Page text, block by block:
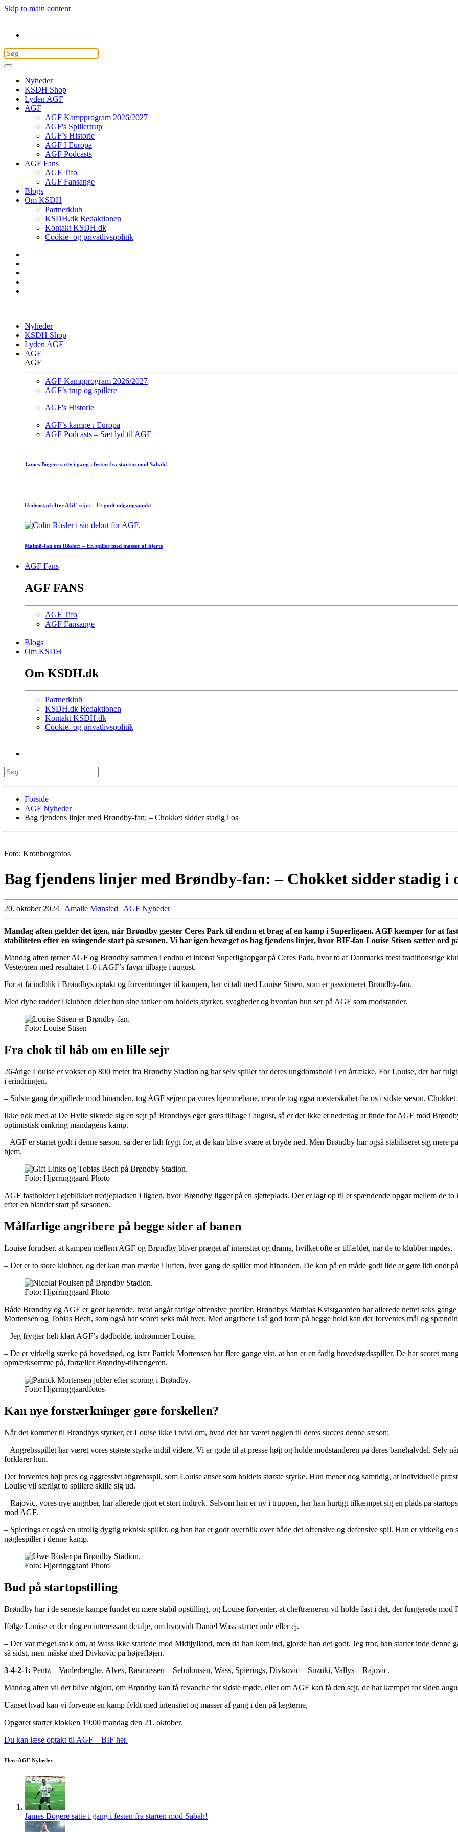
Skip to main content
Nyheder
KSDH Shop
Lyden AGF
AGF
AGF Kampprogram 2026/2027
AGF's Spillertrup
AGF’s Historie
AGF I Europa
AGF Podcasts
AGF Fans
AGF Tifo
AGF Fansange
Blogs
Om KSDH
Partnerklub
KSDH.dk Redaktionen
Kontakt KSDH.dk
Cookie- og privatlivspolitik
Nyheder
KSDH Shop
Lyden AGF
AGF
AGF
AGF Kampprogram 2026/2027
AGF’s trup og spillere
AGF's Historie
AGF’s kampe i Europa
AGF Podcasts – Sæt lyd til AGF
James Bogere satte i gang i festen fra starten mod Sabah!
Hedenstad efter AGF-sejr: – Et godt udgangspunkt
Malmö-fan om Rösler: – En spiller med masser af hjerte
AGF Fans
AGF FANS
AGF Tifo
AGF Fansange
Blogs
Om KSDH
Om KSDH.dk
Partnerklub
KSDH.dk Redaktionen
Kontakt KSDH.dk
Cookie- og privatlivspolitik
Forside
AGF Nyheder
Bag fjendens linjer med Brøndby-fan: – Chokket sidder stadig i os
Foto: Kronborgfotos
Bag fjendens linjer med Brøndby-fan: – Chokket sidder stadig i
20. oktober 2024 | Amalie Mønsted | AGF Nyheder
Mandag aften gælder det igen, når Brøndby gæster Ceres Park til endnu et brag af en kamp i Superligaen. AGF kæmper for at
stabiliteten efter en svingende start på sæsonen. Vi har igen bevæget os bag fjendens linjer, hvor BIF-fan Louise Stisen sætter ord
Mandag aften tørner AGF og Brøndby sammen i endnu et intenst Superligaopgør på Ceres Park, hvor to af Danmarks mest traditionsrige
Vestegnen med resultatet 1-0 i AGF’s favør tilbage i august.
For at få indblik i Brøndbys optakt og forventninger til kampen, har vi talt med Louise Stisen, som er passioneret Brøndby-fan.
Med dybe rødder i klubben deler hun sine tanker om holdets styrker, svagheder og hvordan hun ser på AGF som modstander.
Foto: Louise Stisen
Fra chok til håb om en lille sejr
26-årige Louise er vokset op 800 meter fra Brøndby Stadion og har selv spillet for deres ungdomshold i en årrække. For Louise, der har
i erindringen.
– Sidste gang de spillede mod hinanden, tog AGF sejren på vores hjemmebane, men de tog også mesterskabet fra os i sidste sæson.
Ikke nok med at De Hviie sikrede sig en sejr på Brøndbys eget græs tilbage i august, så er der ikke et nederlag at finde for AGF mod
optimistisk omkring mandagens kamp.
– AGF er startet godt i denne sæson, så der er lidt frygt for, at de kan blive svære at bryde ned. Men Brøndby har også stabiliseret sig mere
hjem.
Foto: Hjørringgaard Photo
AGF fastholder i øjeblikket tredjepladsen i ligaen, hvor Brøndby ligger på en sjetteplads. Der er lagt op til et spændende opgør mellem de
efter en blandet start på sæsonen.
Målfarlige angribere på begge sider af banen
Louise forudser, at kampen mellem AGF og Brøndby bliver præget af intensitet og drama, hvilket ofte er tilfældet, når de to klubber mødes.
– Det er to store klubber, og det kan man mærke i luften, hver gang de spiller mod hinanden. De kan på en måde godt lide at gøre lidt ondt
Foto: Hjørringgaard Photo
Både Brøndby og AGF er godt kørende, hvad angår farlige offensive profiler. Brøndbys Mathias Kvistgaarden har allerede nettet seks
Mortensen og Tobias Bech, som også har scoret seks mål hver. Med angribere i så god form på begge hold kan der forventes mål og
– Jeg frygter helt klart AGF’s dødbolde, indrømmer Louise.
– De er virkelig stærke på hovedstød, og især Patrick Mortensen har flere gange vist, at han er en farlig hovedstødsspiller. De har scoret
opmærksomme på, fortæller Brøndby-tilhængeren.
Foto: Hjørringgaardfotos
Kan nye forstærkninger gøre forskellen?
Når det kommer til Brøndbys styrker, er Louise ikke i tvivl om, hvad der har været nøglen til deres succes denne sæson:
– Angrebsspillet har været vores største styrke indtil videre. Vi er gode til at presse højt og holde modstanderen på deres banehalvdel. Selv
forklarer hun.
Der forventes højt pres og aggressivt angrebsspil, som Louise anser som holdets største styrke. Hun mener dog samtidig, at individuelle
Louise vil særligt to spillere skille sig ud.
– Rajovic, vores nye angriber, har allerede gjort et stort indtryk. Selvom han er ny i truppen, har han hurtigt tilkæmpet sig en plads på
mod AGF.
– Spierings er også en utrolig dygtig teknisk spiller, og han har et godt overblik over både det offensive og defensive spil. Han er virkelig
nøglespiller i denne kamp.
Foto: Hjørringgaard Photo
Bud på startopstilling
Brøndby har i de seneste kampe fundet en mere stabil opstilling, og Louise forventer, at cheftræneren vil holde fast i det, der fungerede
Ifølge Louise er der dog en interessant detalje, om hvorvidt Daniel Wass starter inde eller ej.
– Der var meget snak om, at Wass ikke startede mod Midtjylland, men da han kom ind, gjorde han det godt. Jeg tror, han starter inde
så sidst, men måske med Divkovic på højrefløjen.
3-4-2-1: Pentz – Vanlerberghe, Alves, Rasmussen – Sebulonsen, Wass, Spierings, Divkovic – Suzuki, Vallys – Rajovic.
Mandag aften vil det blive afgjort, om Brøndby kan få revanche for sidste møde, eller om AGF kan få den sejr, de har kæmpet for siden
Uanset hvad kan vi forvente en kamp fyldt med intensitet og masser af gang i den på lægterne,
Opgøret starter klokken 19:00 mandag den 21. oktober.
Du kan læse optakt til AGF – BIF her.
Flere AGF Nyheder
James Bogere satte i gang i festen fra starten mod Sabah!